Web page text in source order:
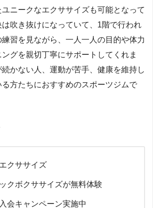
ニークなエクササイズも可能となって
吹き抜けになっていて、1階で行われ
習を見ながら、一人一人の目的や体力
グを親切丁寧にサポートしてくれま
かない人、運動が苦手、健康を維持し
方たちにおすすめのスポーツジムで
クササイズ
クボクササイズが無料体験
会キャンペーン実施中